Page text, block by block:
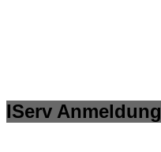
IServ Anmeldung